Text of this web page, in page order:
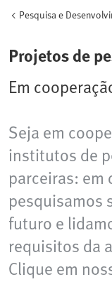
Pesquisa e
Projetos de
Em
Seja em
institutos de
parceiras:
pesquisamos
futuro e
requisitos da
Clique em